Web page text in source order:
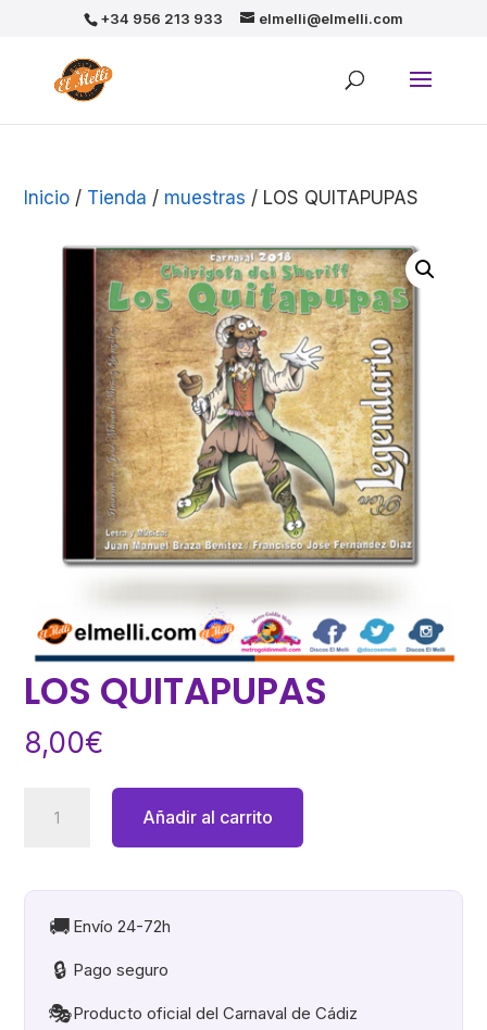
+34 956 213 933 elmelli@elmelli.com
Inicio / Tienda / muestras / LOS QUITAPUPAS
LOS QUITAPUPAS
8,00€
QUITAPUPAS
Añadir al carrito
🚚 Envío 24-72h
🔒 Pago seguro
🎭Producto oficial del Carnaval de Cádiz